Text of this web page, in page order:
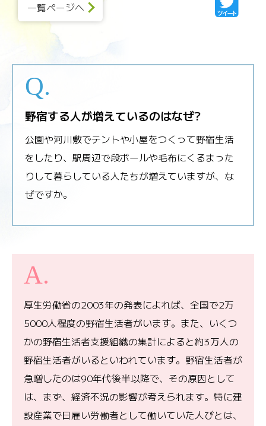
一覧ページへ
野宿する人が増えているのはなぜ?
公園や河川敷でテントや小屋をつくって野宿生活
をしたり、駅周辺で段ボールや毛布にくるまった
りして暮らしている人たちが増えていますが、な
ぜですか。
厚生労働省の2003年の発表によれば、全国で2万
5000人程度の野宿生活者がいます。また、いくつ
かの野宿生活者支援組織の集計によると約3万人の
野宿生活者がいるといわれています。野宿生活者が
急増したのは90年代後半以降で、その原因として
は、まず、経済不況の影響が考えられます。特に建
設産業で日雇い労働者として働いていた人びとは、